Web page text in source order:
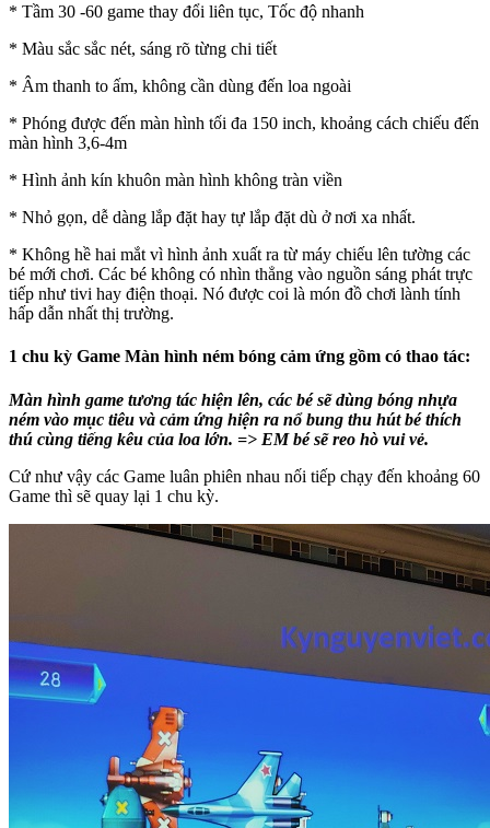
* Tầm 30 -60 game thay đổi liên tục, Tốc độ nhanh
* Màu sắc sắc nét, sáng rõ từng chi tiết
* Âm thanh to ấm, không cần dùng đến loa ngoài
* Phóng được đến màn hình tối đa 150 inch, khoảng cách chiếu đến
màn hình 3,6-4m
* Hình ảnh kín khuôn màn hình không tràn viền
* Nhỏ gọn, dễ dàng lắp đặt hay tự lắp đặt dù ở nơi xa nhất.
* Không hề hai mắt vì hình ảnh xuất ra từ máy chiếu lên tường các
bé mới chơi. Các bé không có nhìn thẳng vào nguồn sáng phát trực
tiếp như tivi hay điện thoại. Nó được coi là món đồ chơi lành tính
hấp dẫn nhất thị trường.
1 chu kỳ Game Màn hình ném bóng cảm ứng gồm có thao tác:
Màn hình game tương tác hiện lên, các bé sẽ dùng bóng nhựa
ném vào mục tiêu và cảm ứng hiện ra nổ bung thu hút bé thích
thú cùng tiếng kêu của loa lớn. => EM bé sẽ reo hò vui vẻ.
Cứ như vậy các Game luân phiên nhau nối tiếp chạy đến khoảng 60
Game thì sẽ quay lại 1 chu kỳ.